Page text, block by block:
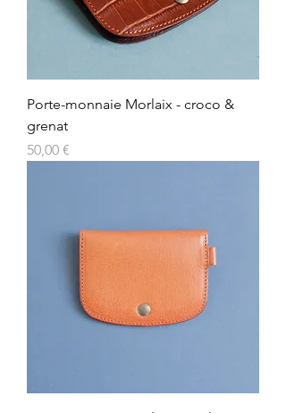
Porte-monnaie Morlaix - croco &
grenat
Prix
50,00 €